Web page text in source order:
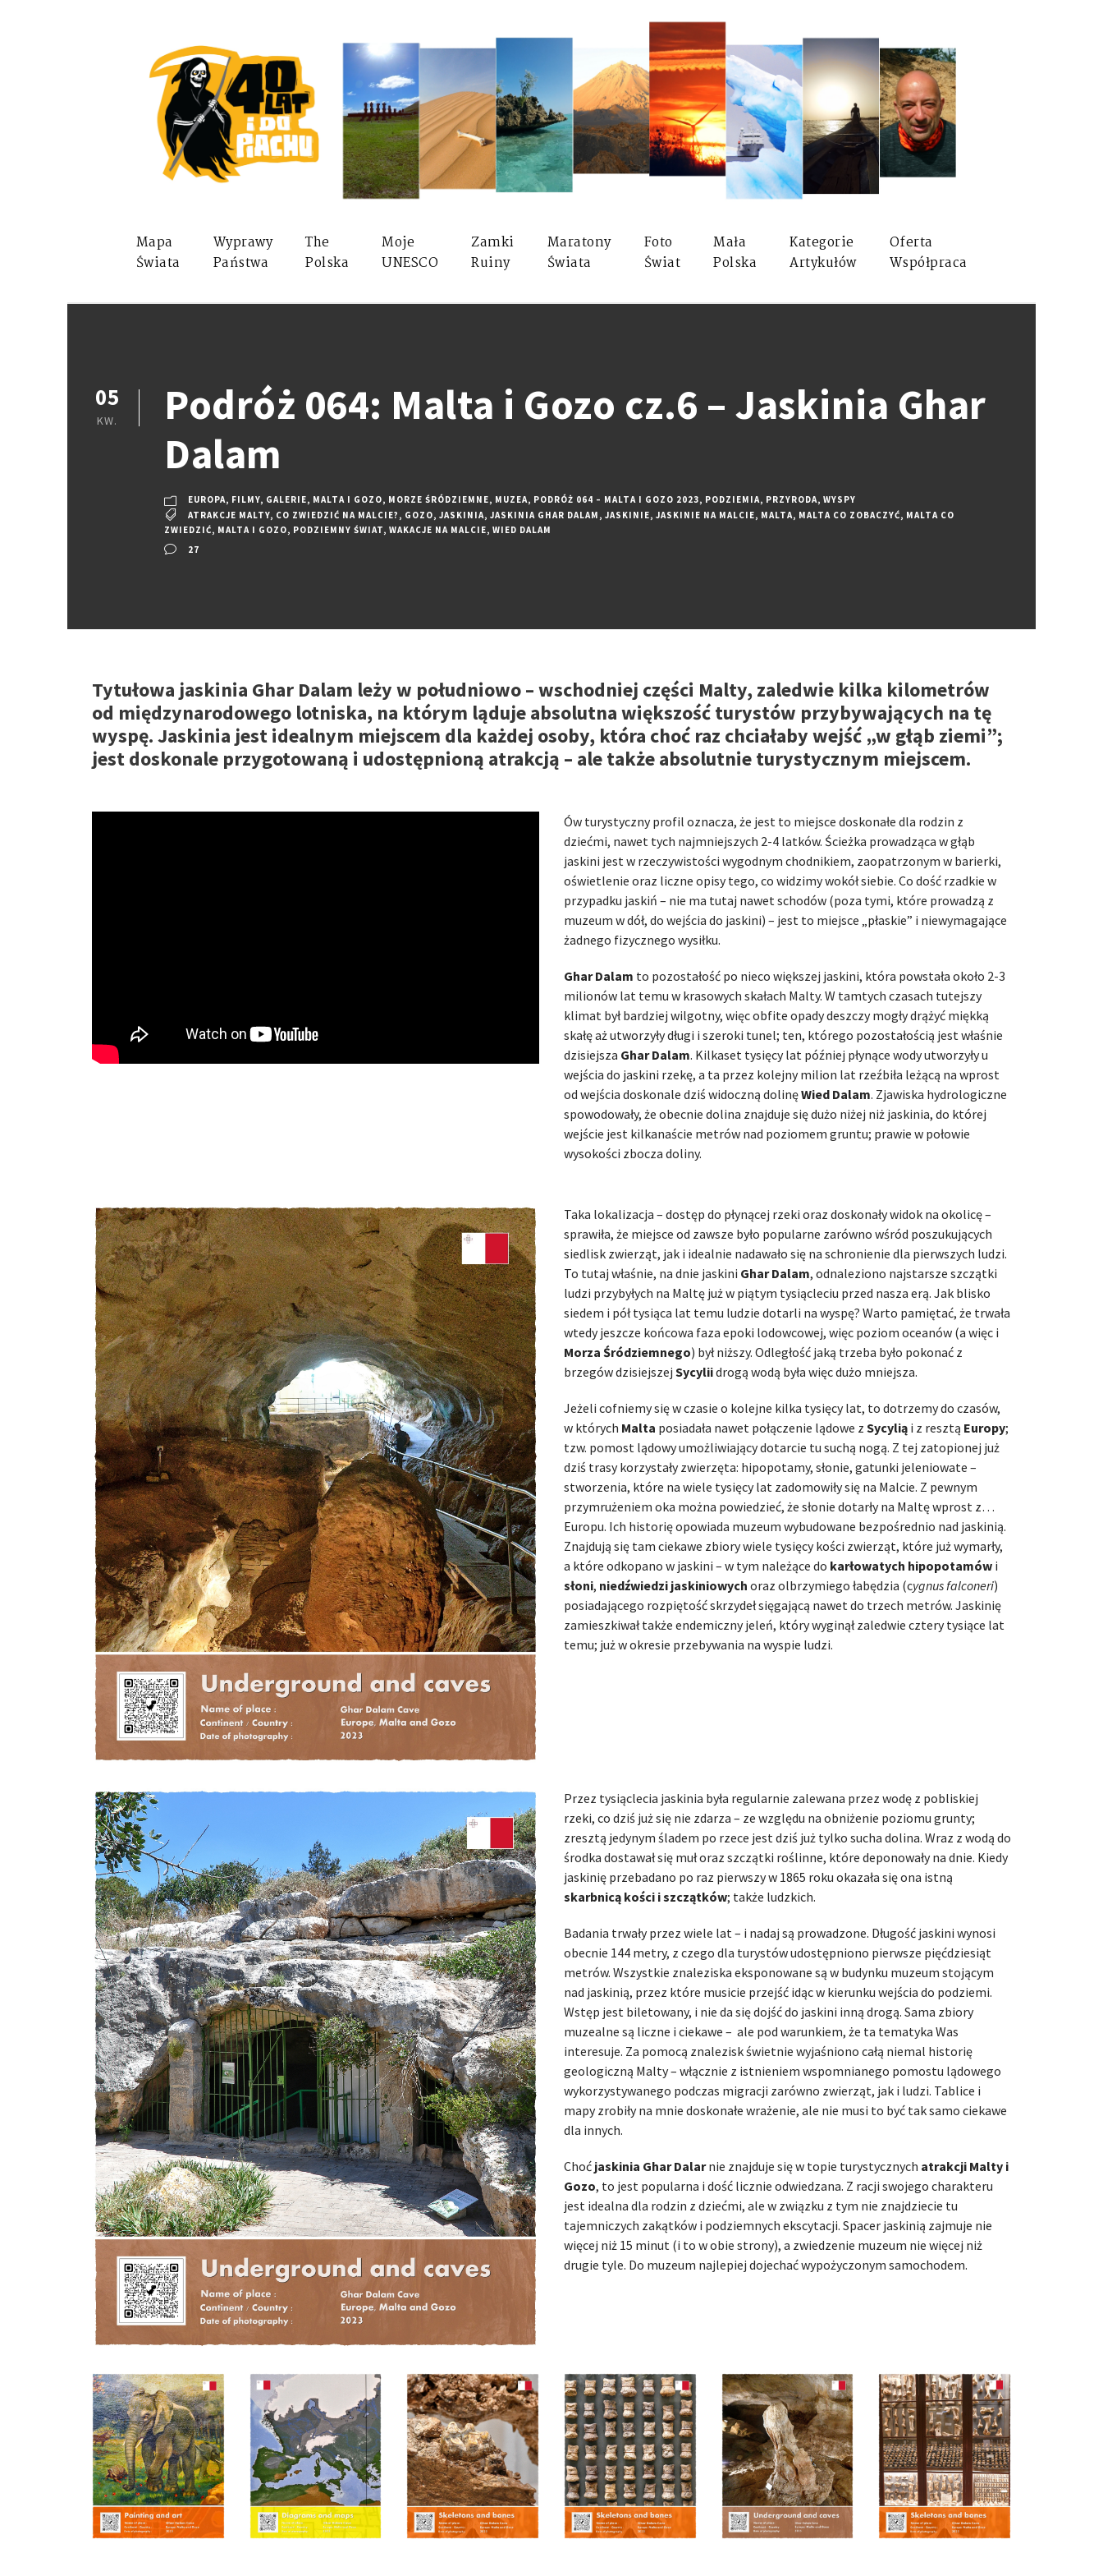
Mapa
Świata
Wyprawy
Państwa
The
Polska
Moje
UNESCO
Zamki
Ruiny
Maratony
Świata
Foto
Świat
Mała
Polska
Kategorie
Artykułów
Oferta
Współpraca
05
KW.
Podróż 064: Malta i Gozo cz.6 – Jaskinia Ghar
Dalam
EUROPA, FILMY, GALERIE, MALTA I GOZO, MORZE ŚRÓDZIEMNE, MUZEA, PODRÓŻ 064 – MALTA I GOZO 2023, PODZIEMIA, PRZYRODA, WYSPY
ATRAKCJE MALTY, CO ZWIEDZIĆ NA MALCIE? , GOZO, JASKINIA, JASKINIA GHAR DALAM , JASKINIE, JASKINIE NA MALCIE, MALTA, MALTA CO ZOBACZYĆ, MALTA CO
ZWIEDZIĆ, MALTA I GOZO, PODZIEMNY ŚWIAT, WAKACJE NA MALCIE, WIED DALAM
27
Tytułowa jaskinia Ghar Dalam leży w południowo – wschodniej części Malty, zaledwie kilka kilometrów
od międzynarodowego lotniska, na którym ląduje absolutna większość turystów przybywających na tę
wyspę. Jaskinia jest idealnym miejscem dla każdej osoby, która choć raz chciałaby wejść „w głąb ziemi”;
jest doskonale przygotowaną i udostępnioną atrakcją – ale także absolutnie turystycznym miejscem.
Ów turystyczny profil oznacza, że jest to miejsce doskonałe dla rodzin z
dziećmi, nawet tych najmniejszych 2-4 latków. Ścieżka prowadząca w głąb
jaskini jest w rzeczywistości wygodnym chodnikiem, zaopatrzonym w barierki,
oświetlenie oraz liczne opisy tego, co widzimy wokół siebie. Co dość rzadkie w
przypadku jaskiń – nie ma tutaj nawet schodów (poza tymi, które prowadzą z
muzeum w dół, do wejścia do jaskini) – jest to miejsce „płaskie” i niewymagające
żadnego fizycznego wysiłku.
Ghar Dalam to pozostałość po nieco większej jaskini, która powstała około 2-3
milionów lat temu w krasowych skałach Malty. W tamtych czasach tutejszy
klimat był bardziej wilgotny, więc obfite opady deszczy mogły drążyć miękką
skałę aż utworzyły długi i szeroki tunel; ten, którego pozostałością jest właśnie
dzisiejsza Ghar Dalam. Kilkaset tysięcy lat później płynące wody utworzyły u
wejścia do jaskini rzekę, a ta przez kolejny milion lat rzeźbiła leżącą na wprost
od wejścia doskonale dziś widoczną dolinęWied Dalam. Zjawiska hydrologiczne
spowodowały, że obecnie dolina znajduje się dużo niżej niż jaskinia, do której
wejście jest kilkanaście metrów nad poziomem gruntu; prawie w połowie
wysokości zbocza doliny.
Taka lokalizacja – dostęp do płynącej rzeki oraz doskonały widok na okolicę –
sprawiła, że miejsce od zawsze było popularne zarówno wśród poszukujących
siedlisk zwierząt, jak i idealnie nadawało się na schronienie dla pierwszych ludzi.
To tutaj właśnie, na dnie jaskini Ghar Dalam, odnaleziono najstarsze szczątki
ludzi przybyłych na Maltę już w piątym tysiącleciu przed nasza erą. Jak blisko
siedem i pół tysiąca lat temu ludzie dotarli na wyspę? Warto pamiętać, że trwała
wtedy jeszcze końcowa faza epoki lodowcowej, więc poziom oceanów (a więc i
Morza Śródziemnego) był niższy. Odległość jaką trzeba było pokonać z
brzegów dzisiejszej Sycyliidrogą wodą była więc dużo mniejsza.
Jeżeli cofniemy się w czasie o kolejne kilka tysięcy lat, to dotrzemy do czasów,
w których Malta posiadała nawet połączenie lądowe z Sycylią i z resztą Europy;
tzw. pomost lądowy umożliwiający dotarcie tu suchą nogą. Z tej zatopionej już
dziś trasy korzystały zwierzęta: hipopotamy, słonie, gatunki jeleniowate –
stworzenia, które na wiele tysięcy lat zadomowiły się na Malcie. Z pewnym
przymrużeniem oka można powiedzieć, że słonie dotarły na Maltę wprost z…
Europu. Ich historię opowiada muzeum wybudowane bezpośrednio nad jaskinią.
Znajdują się tam ciekawe zbiory wiele tysięcy kości zwierząt, które już wymarły,
a które odkopano w jaskini – w tym należące do karłowatych hipopotamów i
słoni, niedźwiedzi jaskiniowych oraz olbrzymiego łabędzia (cygnus falconeri)
posiadającego rozpiętość skrzydeł sięgającą nawet do trzech metrów. Jaskinię
zamieszkiwał także endemiczny jeleń, który wyginął zaledwie cztery tysiące lat
temu; już w okresie przebywania na wyspie ludzi.
Przez tysiąclecia jaskinia była regularnie zalewana przez wodę z pobliskiej
rzeki, co dziś już się nie zdarza – ze względu na obniżenie poziomu grunty;
zresztą jedynym śladem po rzece jest dziś już tylko sucha dolina. Wraz z wodą do
środka dostawał się muł oraz szczątki roślinne, które deponowały na dnie. Kiedy
jaskinię przebadano po raz pierwszy w 1865 roku okazała się ona istną
skarbnicą kości i szczątków; także ludzkich.
Badania trwały przez wiele lat – i nadaj są prowadzone. Długość jaskini wynosi
obecnie 144 metry, z czego dla turystów udostępniono pierwsze pięćdziesiąt
metrów. Wszystkie znaleziska eksponowane są w budynku muzeum stojącym
nad jaskinią, przez które musicie przejść idąc w kierunku wejścia do podziemi.
Wstęp jest biletowany, i nie da się dojść do jaskini inną drogą. Sama zbiory
muzealne są liczne i ciekawe – ale pod warunkiem, że ta tematyka Was
interesuje. Za pomocą znalezisk świetnie wyjaśniono całą niemal historię
geologiczną Malty – włącznie z istnieniem wspomnianego pomostu lądowego
wykorzystywanego podczas migracji zarówno zwierząt, jak i ludzi. Tablice i
mapy zrobiły na mnie doskonałe wrażenie, ale nie musi to być tak samo ciekawe
dla innych.
Choć jaskinia Ghar Dalarnie znajduje się w topie turystycznych atrakcji Malty i
Gozo, to jest popularna i dość licznie odwiedzana. Z racji swojego charakteru
jest idealna dla rodzin z dziećmi, ale w związku z tym nie znajdziecie tu
tajemniczych zakątków i podziemnych ekscytacji. Spacer jaskinią zajmuje nie
więcej niż 15 minut (i to w obie strony), a zwiedzenie muzeum nie więcej niż
drugie tyle. Do muzeum najlepiej dojechać wypożyczonym samochodem.